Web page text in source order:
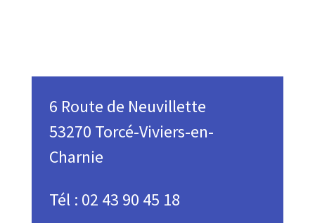
6 Route de Neuvillette
53270 Torcé-Viviers-en-
Charnie
Tél : 02 43 90 45 18